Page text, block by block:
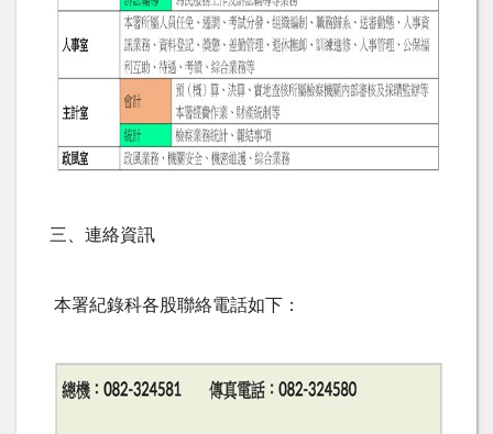
三、連絡資訊
本署紀錄科各股聯絡電話如下：